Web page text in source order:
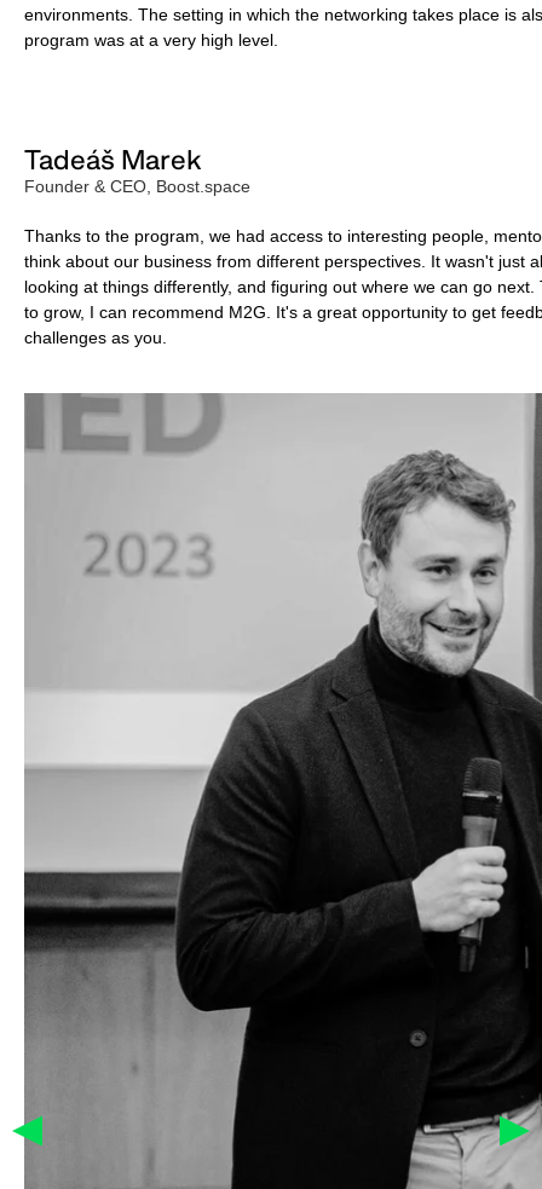
environments. The setting in which the networking takes place is
program was at a very high level.
Tadeáš Marek
Founder & CEO, Boost.space
Thanks to the program, we had access to interesting people,
think about our business from different perspectives. It wasn't just
looking at things differently, and figuring out where we can go
to grow, I can recommend M2G. It's a great opportunity to get
challenges as you.